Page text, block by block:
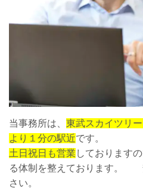
当事務所は、 東武スカイツリ
より１分の駅近です。
土日祝日も営業 しております
る体制を整えております。
さい。